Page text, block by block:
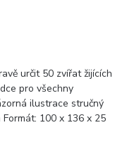
určit 50 zvířat žijících
pro všechny
ilustrace stručný
100 x 136 x 25